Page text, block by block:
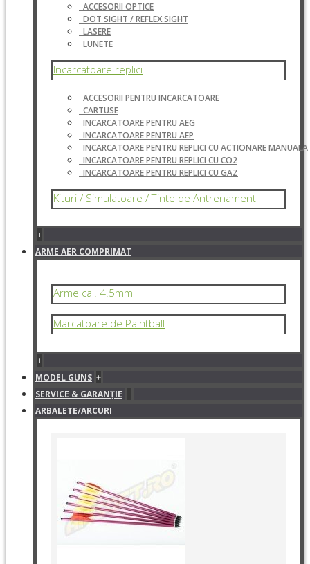
ACCESORII OPTICE
DOT SIGHT / REFLEX SIGHT
LASERE
LUNETE
Incarcatoare replici
ACCESORII PENTRU INCARCATOARE
CARTUSE
INCARCATOARE PENTRU AEG
INCARCATOARE PENTRU AEP
INCARCATOARE PENTRU REPLICI CU ACTIONARE MANUALA
INCARCATOARE PENTRU REPLICI CU CO2
INCARCATOARE PENTRU REPLICI CU GAZ
Kituri / Simulatoare / Tinte de Antrenament
+
ARME AER COMPRIMAT
Arme cal. 4.5mm
Marcatoare de Paintball
+
MODEL GUNS +
SERVICE & GARANŢIE +
ARBALETE/ARCURI